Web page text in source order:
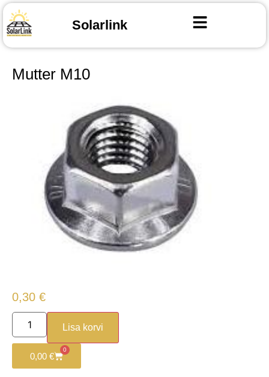
Solarlink
Mutter M10
0,30 €
Lisa korvi
0,00 €
0